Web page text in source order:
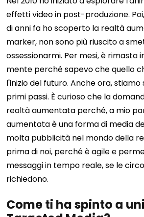
effetti video in post-produzione.
di anni fa ho scoperto la realtà
marker, non sono più riuscito a
ossessionarmi. Per mesi, è rimasta
mente perché sapevo che quello
l'inizio del futuro. Anche ora, stiamo
primi passi. È curioso che la
realtà aumentata perché, a mio
aumentata è una forma di media
molta pubblicità nel mondo della
prima di noi, perché è agile e
messaggi in tempo reale, se le
richiedono.
Come ti ha spinto a